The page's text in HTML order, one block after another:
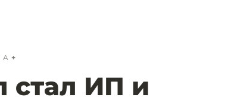
A
стал ИП и